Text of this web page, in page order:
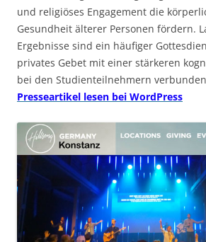
und religiöses Engagement die
Gesundheit älterer Personen fördern.
Ergebnisse sind ein häufiger
privates Gebet mit einer stärkeren
bei den Studienteilnehmern
Presseartikel lesen bei WordPress